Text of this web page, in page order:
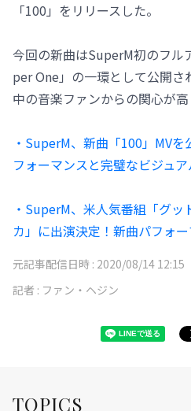
「100」をリリースした。
今回の新曲はSuperM初のフル
per One」の一環として公開さ
中の音楽ファンからの関心が高
・SuperM、新曲「100」MV
フォーマンスと完璧なビジュ
・SuperM、米人気番組「グッ
カ」に出演決定！新曲パフォ
元記事配信日時 : 2020/08/14 12:15
記者 : ファン・ヘジン
TOPICS